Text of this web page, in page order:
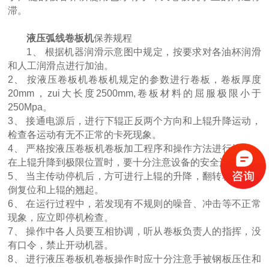
四辊卷板机生产厂家 20年新四轴卷圆机报价
滞。
液压弧线卷板机保养规程
1、 根据机器润滑示意图中规定，按要求对各油杯润滑
和人工润滑点进行加油。
2、 按液压卷板机卷板机规定的参数进行卷板，卷板厚度
20mm，zui大长度2500mm,卷板材料的屈服极限小于
250Mpa。
3、 接通电源后，进行下辊正反两个方向和上辊升降运动，
检查各运动有无不正常的卡死现象。
4、 严格按液压卷板机卷板加工程序和操作方法进行操作，
在上辊升降到极限位置时，要十分注意设备的安全运行。
5、 当主传动停机后，方可进行上辊的升降，翻转轴承的倾
倒复位和上辊的翘起。
6、 在运行过程中，若发现有不规则的噪音、冲击等不正常
现象，应立即停机检查。
7、 操作中各人员要互相协调，听从卷板负责人的指挥，没
有口令，禁止开动机器。
8、 进行液压卷板机卷板操作时应十分注意手被钢板压住和